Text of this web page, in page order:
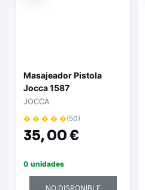
Masajeador Pistola
Jocca 1587
JOCCA
� � � � �(50)
35,00 €
0 unidades
NO DISPONIBLE